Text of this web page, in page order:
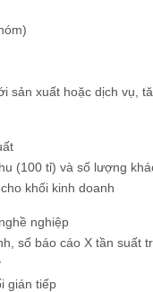
sản xuất hoặc dịch vụ,
(100 tỉ) và số lượng
khối kinh doanh
nghiệp
số báo cáo X tần suất
gián tiếp